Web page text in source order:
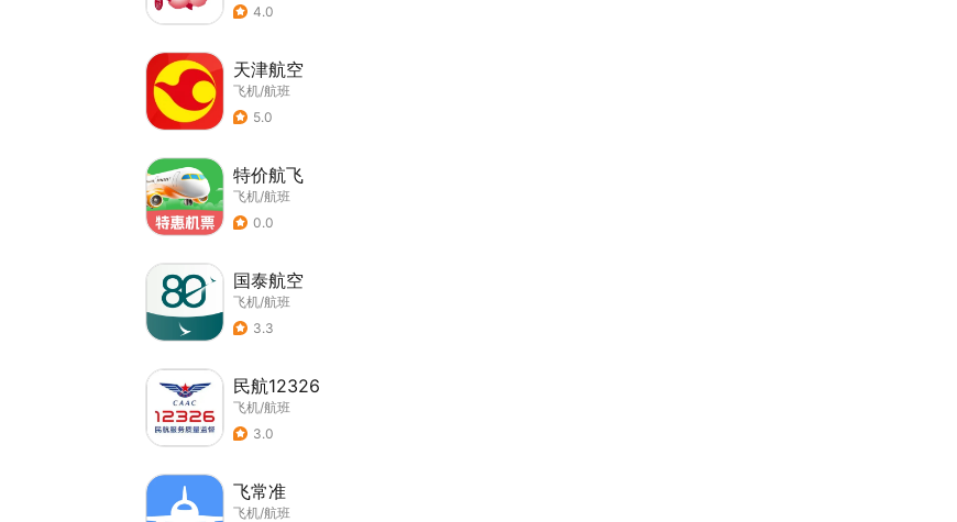
4.0
天津航空
飞机/航班
5.0
特价航飞
飞机/航班
0.0
国泰航空
飞机/航班
3.3
民航12326
飞机/航班
3.0
飞常准
飞机/航班